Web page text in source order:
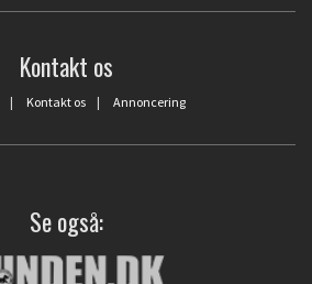
Kontakt os
| Kontakt os | Annoncering
Se også: